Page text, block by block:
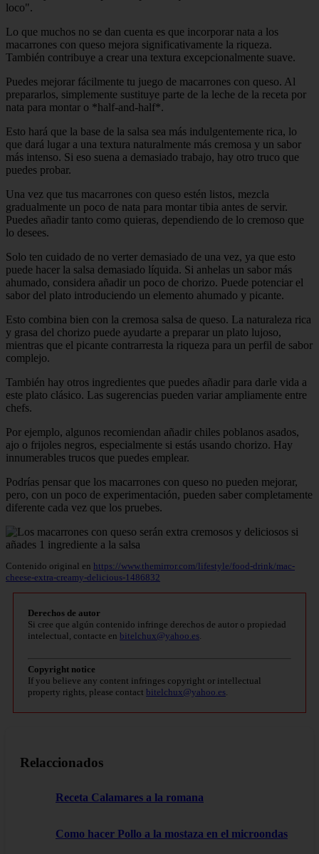
loco".
Lo que muchos no se dan cuenta es que incorporar nata a los
macarrones con queso mejora significativamente la riqueza.
También contribuye a crear una textura excepcionalmente suave.
Puedes mejorar fácilmente tu juego de macarrones con queso. Al
prepararlos, simplemente sustituye parte de la leche de la receta por
nata para montar o *half-and-half*.
Esto hará que la base de la salsa sea más indulgentemente rica, lo
que dará lugar a una textura naturalmente más cremosa y un sabor
más intenso. Si eso suena a demasiado trabajo, hay otro truco que
puedes probar.
Una vez que tus macarrones con queso estén listos, mezcla
gradualmente un poco de nata para montar tibia antes de servir.
Puedes añadir tanto como quieras, dependiendo de lo cremoso que
lo desees.
Solo ten cuidado de no verter demasiado de una vez, ya que esto
puede hacer la salsa demasiado líquida. Si anhelas un sabor más
ahumado, considera añadir un poco de chorizo. Puede potenciar el
sabor del plato introduciendo un elemento ahumado y picante.
Esto combina bien con la cremosa salsa de queso. La naturaleza rica
y grasa del chorizo puede ayudarte a preparar un plato lujoso,
mientras que el picante contrarresta la riqueza para un perfil de sabor
complejo.
También hay otros ingredientes que puedes añadir para darle vida a
este plato clásico. Las sugerencias pueden variar ampliamente entre
chefs.
Por ejemplo, algunos recomiendan añadir chiles poblanos asados,
ajo o frijoles negros, especialmente si estás usando chorizo. Hay
innumerables trucos que puedes emplear.
Podrías pensar que los macarrones con queso no pueden mejorar,
pero, con un poco de experimentación, pueden saber completamente
diferente cada vez que los pruebes.
Contenido original en https://www.themirror.com/lifestyle/food-drink/mac-
cheese-extra-creamy-delicious-1486832
Derechos de autor
Si cree que algún contenido infringe derechos de autor o propiedad
intelectual, contacte en bitelchux@yahoo.es.
Copyright notice
If you believe any content infringes copyright or intellectual
property rights, please contact bitelchux@yahoo.es.
Relaccionados
Receta Calamares a la romana
Como hacer Pollo a la mostaza en el microondas